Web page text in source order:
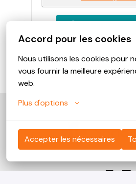
Accord pour les cookies
Nous utilisons les cookies pour
vous fournir la meilleure
web.
Plus d'options
Accepter les nécessaires
Deel vacature
Page d'accueil